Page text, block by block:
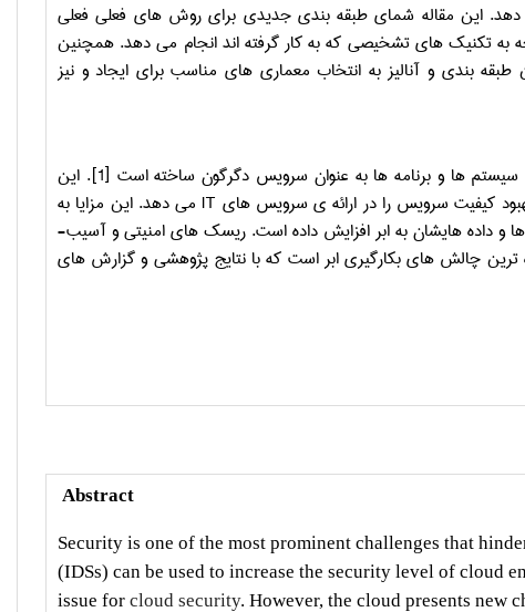
دهد. این مقاله شمای طبقه ­بندی جدیدی برای روش ­های فعلی فعلی
به تکنیک ­های تشخیصی که به کار گرفته ­اند انجام می ­دهد. همچنین
­بندی و آنالیز به انتخاب معماری­ های مناسب برای ایجاد و نیز
سیستم­ ها و برنامه­ ها به عنوان سرویس دگرگون ساخته است [1]. این
کیفیت سرویس­ را در ارائه­ ی سرویس ­های IT می­ دهد. این مزایا به
و داده ­هایشان به ابر افزایش داده است. ریسک­ های امنیتی و آسیب­
چالش­ های بکارگیری ابر است که با نتایج پژوهشی و گزارش­ های
Abstract
Security is one of the most prominent challenges that
(IDSs) can be used to increase the security level of cloud
issue for cloud security. However, the cloud presents new